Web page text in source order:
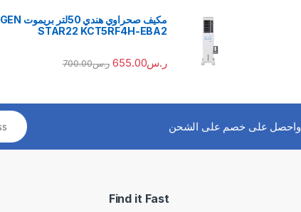
مكيف صحراوي هندي 50لتر بريموت GEN
STAR22 KCT5RF4H-EBA2
ر.س655.00 ر.س700.00
واحصل على خصم على الشحن
Find it Fast